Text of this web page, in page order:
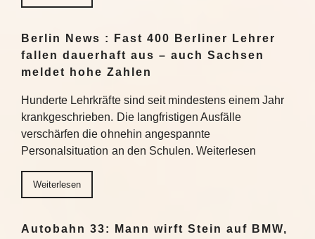
Berlin News : Fast 400 Berliner Lehrer
fallen dauerhaft aus – auch Sachsen
meldet hohe Zahlen
Hunderte Lehrkräfte sind seit mindestens einem Jahr
krankgeschrieben. Die langfristigen Ausfälle
verschärfen die ohnehin angespannte
Personalsituation an den Schulen. Weiterlesen
Weiterlesen
Autobahn 33: Mann wirft Stein auf BMW,